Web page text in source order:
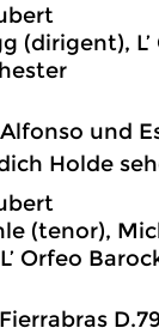
(dirigent), L’
und
Holde
(tenor),
Orfeo